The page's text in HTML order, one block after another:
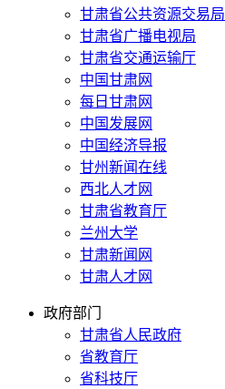
甘肃省公共资源交易局
甘肃省广播电视局
甘肃省交通运输厅
中国甘肃网
每日甘肃网
中国发展网
中国经济导报
甘州新闻在线
西北人才网
甘肃省教育厅
兰州大学
甘肃新闻网
甘肃人才网
政府部门
甘肃省人民政府
省教育厅
省科技厅